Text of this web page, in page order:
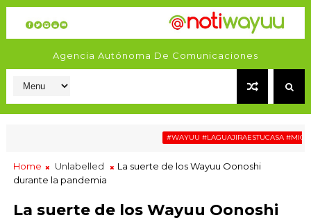
Agencia Autónoma De Comunicaciones
#WAYUU #LAGUAJIRAESTUCASA
Home Unlabelled
La suerte de los Wayuu Oonoshi
durante la pandemia
La suerte de los Wayuu Oonoshi